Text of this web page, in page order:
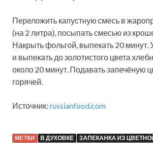
Переложить капустную смесь в
(на 2 литра), посыпать смесью из
Накрыть фольгой, выпекать 20 минут.
и выпекать до золотистого цвета
около 20 минут. Подавать запечёную
горячей.
Источник: russianfood.com
МЕТКИ В ДУХОВКЕ
ЗАПЕКАНКА ИЗ